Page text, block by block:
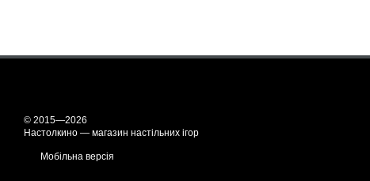
© 2015—2026
Настолкино — магазин настільних ігор
Мобільна версія